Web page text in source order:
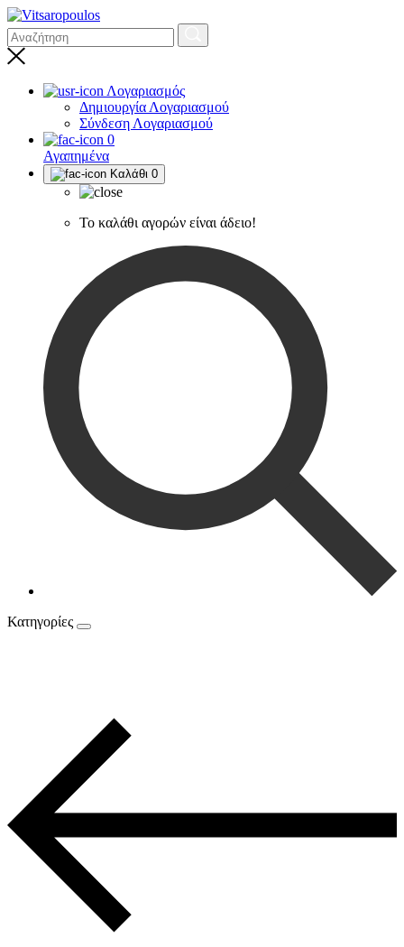
Λογαριασμός
Δημιουργία Λογαριασμού
Σύνδεση Λογαριασμού
0
Αγαπημένα
Καλάθι 0
Το καλάθι αγορών είναι άδειο!
Κατηγορίες